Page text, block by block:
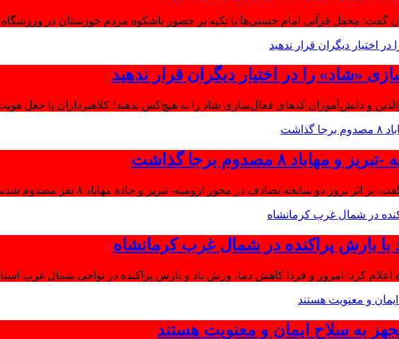
گفت: محفل قرآنی امام حسنی‌ها با تکیه بر حضور باشکوه مردم خوزستان در ورزشگاه
«شاد» را در اختیار دیگران قرار ندهید
و دانش‌آموزان کدهای فعال‌سازی شاد را به هیچ‌کس ندهند؛ کلاهبرداران با جعل
۸ مصدوم برجا گذاشت
بروز دو سانحه تصادف در محور ارومیه- تبریز و جاده مهاباد ۸ نفر مصدوم شدند.
بارش پراکنده در شمال غرب کرمانشاه
اعلام کرد: امروز و فردا کاهش دما، وزش باد و بارش پراکنده در نواحی شمال غرب
به سلاح ایمان و معنویت هستند